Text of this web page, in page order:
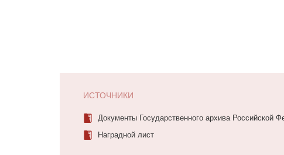
ИСТОЧНИКИ
Документы Государственного архива Российской
Наградной лист